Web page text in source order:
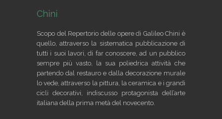
Chini
Scopo del Repertorio delle opere di Galileo Chini è
quello, attraverso la sistematica pubblicazione di
tutti i suoi lavori, di far conoscere, ad un pubblico
sempre più vasto, la sua poliedrica attività che
partendo dal restauro e dalla decorazione murale
lo vede, attraverso la pittura, la ceramica e i grandi
cicli decorativi, indiscusso protagonista dell’arte
italiana della prima metà del novecento.